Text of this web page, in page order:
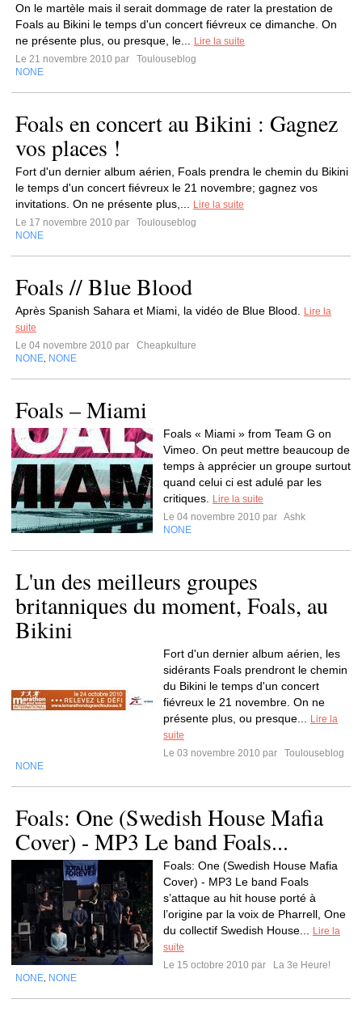
On le martèle mais il serait dommage de rater la prestation de
Foals au Bikini le temps d'un concert fiévreux ce dimanche. On
ne présente plus, ou presque, le...
Lire la suite
Le 21 novembre 2010 par
Toulouseblog
NONE
Foals en concert au Bikini : Gagnez
vos places !
Fort d'un dernier album aérien, Foals prendra le chemin du Bikini
le temps d'un concert fiévreux le 21 novembre; gagnez vos
invitations. On ne présente plus,...
Lire la suite
Le 17 novembre 2010 par
Toulouseblog
NONE
Foals // Blue Blood
Après Spanish Sahara et Miami, la vidéo de Blue Blood.
Lire la
suite
Le 04 novembre 2010 par
Cheapkulture
NONE NONE
Foals – Miami
Foals « Miami » from Team G on
Vimeo. On peut mettre beaucoup de
temps à apprécier un groupe surtout
quand celui ci est adulé par les
critiques.
Lire la suite
Le 04 novembre 2010 par Ashk
NONE
L'un des meilleurs groupes
britanniques du moment, Foals, au
Bikini
Fort d'un dernier album aérien, les
sidérants Foals prendront le chemin
du Bikini le temps d'un concert
fiévreux le 21 novembre. On ne
présente plus, ou presque...
Lire la
suite
Le 03 novembre 2010 par
Toulouseblog
NONE
Foals: One (Swedish House Mafia
Cover) - MP3 Le band Foals...
Foals: One (Swedish House Mafia
Cover) - MP3 Le band Foals
s’attaque au hit house porté à
l’origine par la voix de Pharrell, One
du collectif Swedish House...
Lire la
suite
Le 15 octobre 2010 par
La 3e Heure!
NONE NONE